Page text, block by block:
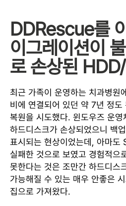
DDRescue를
이그레이션이
로 손상된
최근 가족이 운영하는 치과병원
비에 연결되어 있던 약 7년 정도
복원을 시도했다. 윈도우즈 운영
하드디스크가 손상되었으니 백
표시되는 현상이었는데, 아마도
실패한 것으로 보였고 경험적으
못한다는 것은 조만간 하드디스
가능해질 수 있는 매우 안좋은
집으로 가져왔다.